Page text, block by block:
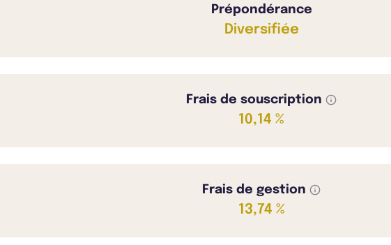
Prépondérance
Diversifiée
Frais de souscription
10,14 %
Frais de gestion
13,74 %